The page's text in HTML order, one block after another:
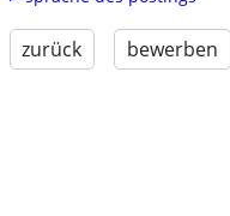
zurück bewerben